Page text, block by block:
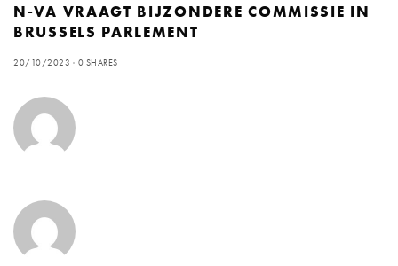
N-VA VRAAGT BIJZONDERE COMMISSIE IN
BRUSSELS PARLEMENT
20/10/2023 0 SHARES